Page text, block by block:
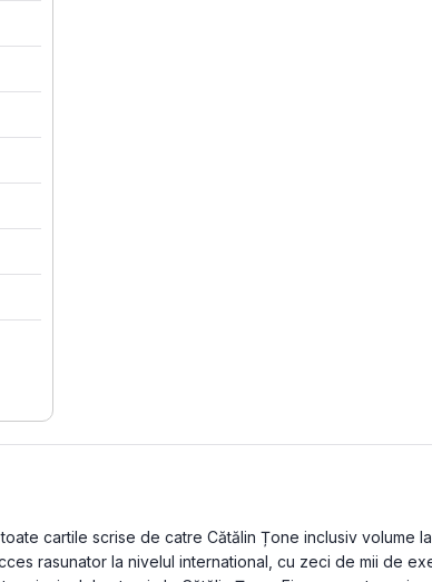
cartile scrise de catre Cătălin Țone inclusiv volume
rasunator la nivelul international, cu zeci de mii de